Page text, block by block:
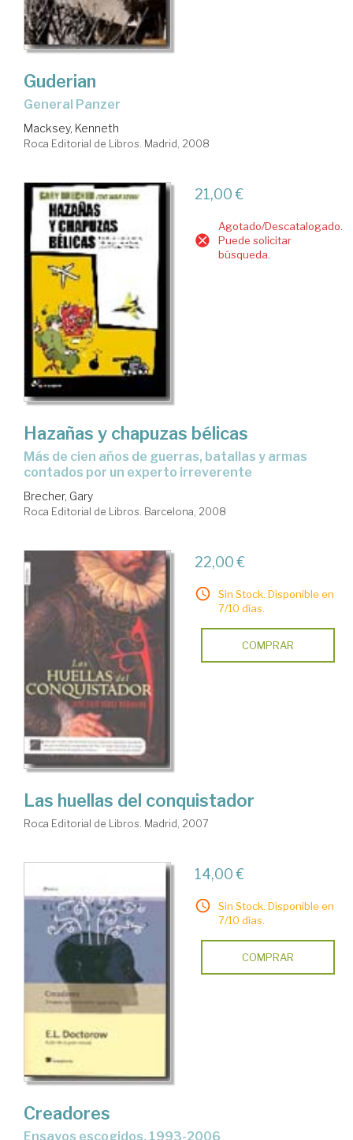
Guderian
General Panzer
Macksey, Kenneth
Roca Editorial de Libros. Madrid, 2008
21,00 €
Agotado/Descatalogado.
Puede solicitar
búsqueda.
Hazañas y chapuzas bélicas
más de cien años de guerras, batallas y armas
contados por un experto irreverente
Brecher, Gary
Roca Editorial de Libros. Barcelona, 2008
22,00 €
Sin Stock. Disponible en
7/10 días.
COMPRAR
Las huellas del conquistador
Roca Editorial de Libros. Madrid, 2007
14,00 €
Sin Stock. Disponible en
7/10 días.
COMPRAR
Creadores
ensayos escogidos, 1993-2006